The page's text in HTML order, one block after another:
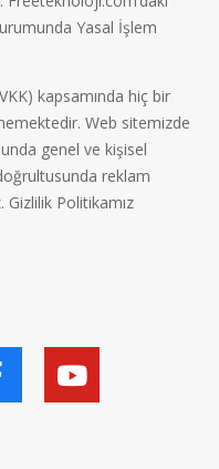
Yasal İşlem
kapsamında hiç bir
Web sitemizde
genel ve kişisel
reklam
Gizlilik Politikamız